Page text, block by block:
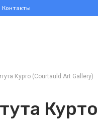
Контакты
Курто (Courtauld Art Gallery)